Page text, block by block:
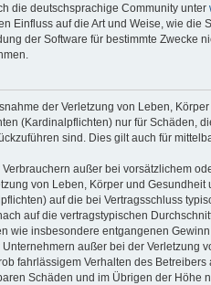
die deutschsprachige Community unter
Einfluss auf die Art und Weise, wie die
der Software für bestimmte Zwecke
der Verletzung von Leben,
(Kardinalpflichten) nur für Schäden,
sind. Dies gilt auch für
außer bei vorsätzlichem
von Leben, Körper und
auf die bei Vertragsschluss
auf die vertragstypischen
wie insbesondere entgangenen
außer bei der Verletzung
fahrlässigem Verhalten des Betreibers
Schäden und im Übrigen der Höhe